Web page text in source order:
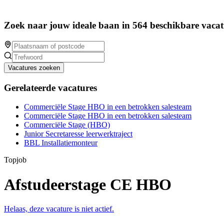
Zoek naar jouw ideale baan in 564 beschikbare
Vacatures zoeken
Gerelateerde vacatures
Commerciële Stage HBO in een betrokken salesteam
Commerciële Stage HBO in een betrokken salesteam
Commerciële Stage (HBO)
Junior Secretaresse leerwerktraject
BBL Installatiemonteur
Topjob
Afstudeerstage CE HBO
Helaas, deze vacature is niet actief.